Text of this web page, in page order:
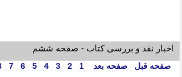
اخبار نقد و بررسی کتاب - صفحه ششم
صفحه قبل صفحه بعد 1
2
3
4
5
6
7